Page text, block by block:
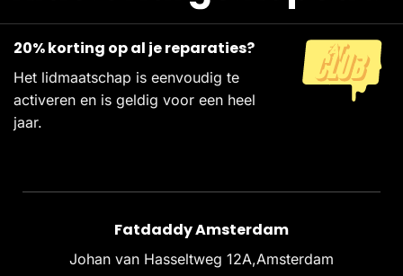
20% korting op al je reparaties?
Het lidmaatschap is eenvoudig te
activeren en is geldig voor een heel
jaar.
Fatdaddy Amsterdam
Johan van Hasseltweg 12A,Amsterdam